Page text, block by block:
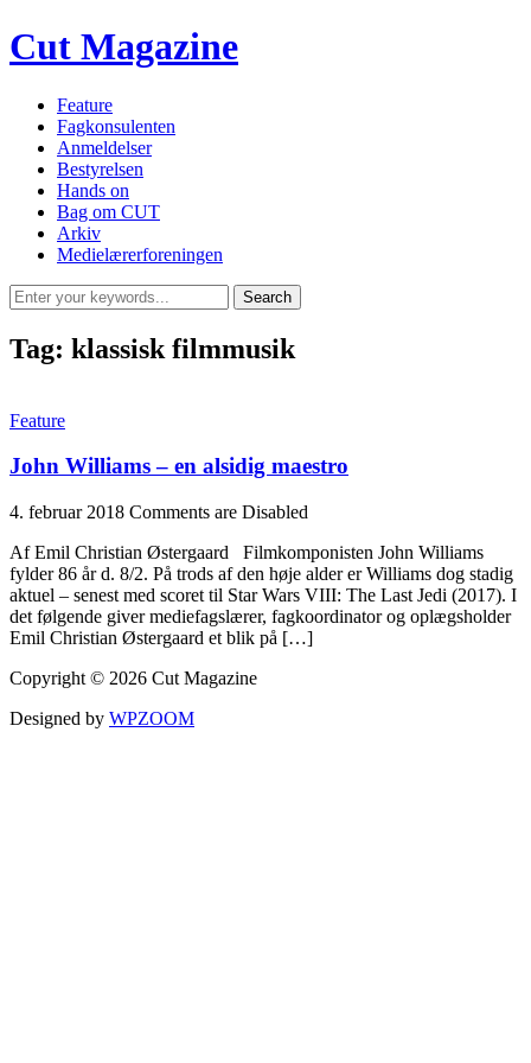
Cut Magazine
Feature
Fagkonsulenten
Anmeldelser
Bestyrelsen
Hands on
Bag om CUT
Arkiv
Medielærerforeningen
Tag: klassisk filmmusik
Feature
John Williams – en alsidig maestro
4. februar 2018 Comments are Disabled
Af Emil Christian Østergaard Filmkomponisten John Williams
fylder 86 år d. 8/2. På trods af den høje alder er Williams dog stadig
aktuel – senest med scoret til Star Wars VIII: The Last Jedi (2017). I
det følgende giver mediefagslærer, fagkoordinator og oplægsholder
Emil Christian Østergaard et blik på […]
Copyright © 2026 Cut Magazine
Designed by WPZOOM